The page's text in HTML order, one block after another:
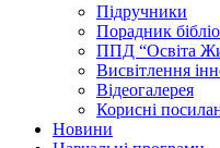
Підручники
Порадник
ППД “Освіта
Висвітлення
Відеогалерея
Корисні
Новини